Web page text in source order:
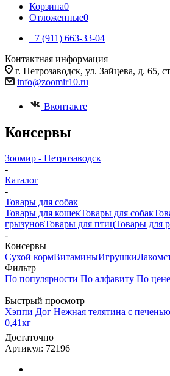
Корзина0
Отложенные0
+7 (911) 663-33-04
Контактная информация
г. Петрозаводск, ул. Зайцева, д. 65,
info@zoomir10.ru
Вконтакте
Консервы
Зоомир - Петрозаводск
-
Каталог
-
Товары для собак
Товары для кошекТовары для собак
грызуновТовары для птицТовары для
-
Консервы
Cухой кормВитаминыИгрушки
Фильтр
По популярности По алфавиту По цене
Быстрый просмотр
Хэппи Дог Нежная телятина с
0,41кг
Достаточно
Артикул: 72196